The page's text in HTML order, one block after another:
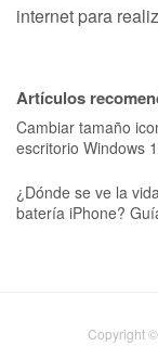
internet para
Artículos
Cambiar tamaño
escritorio Windows
¿Dónde se ve la
batería iPhone?
Copyright